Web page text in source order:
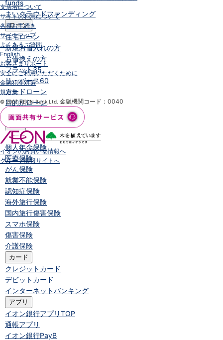
funds
まいクラウドファンディング
ローン
住宅ローン
新規お借入れの方
お借換えの方
フラット35
リ・バース60
カードローン
目的別ローン
目的別ローンマイページ
保険TOP
個人年金保険
医療保険
がん保険
就業不能保険
認知症保険
海外旅行保険
国内旅行傷害保険
スマホ保険
傷害保険
介護保険
カード
クレジットカード
デビットカード
インターネットバンキング
アプリ
イオン銀行アプリTOP
通帳アプリ
イオン銀行PayB
支店名について
サイトの利用について
各種お手続き
サイトマップ
よくあるご質問
English
お客さまサポート
安全にご利用いただくために
金融犯罪対策
規定集
© 2007 AEON Bank,Ltd. 金融機関コード：0040
イオンのお買い物情報へ
グループ情報サイトへ